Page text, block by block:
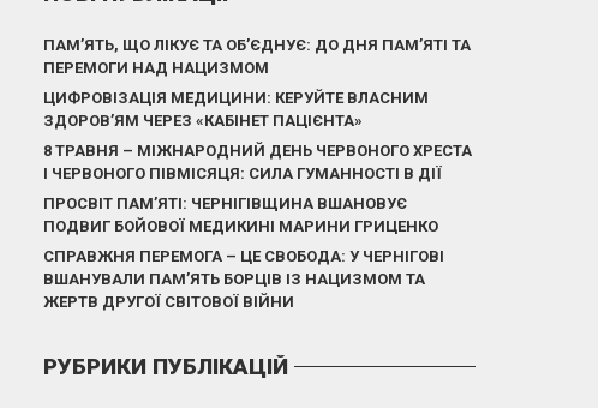
ПАМ’ЯТЬ, ЩО ЛІКУЄ ТА ОБ’ЄДНУЄ: ДО ДНЯ ПАМ’ЯТІ ТА
ПЕРЕМОГИ НАД НАЦИЗМОМ
ЦИФРОВІЗАЦІЯ МЕДИЦИНИ: КЕРУЙТЕ ВЛАСНИМ
ЗДОРОВ’ЯМ ЧЕРЕЗ «КАБІНЕТ ПАЦІЄНТА»
8 ТРАВНЯ – МІЖНАРОДНИЙ ДЕНЬ ЧЕРВОНОГО ХРЕСТА
І ЧЕРВОНОГО ПІВМІСЯЦЯ: СИЛА ГУМАННОСТІ В ДІЇ
ПРОСВІТ ПАМ’ЯТІ: ЧЕРНІГІВЩИНА ВШАНОВУЄ
ПОДВИГ БОЙОВОЇ МЕДИКИНІ МАРИНИ ГРИЦЕНКО
СПРАВЖНЯ ПЕРЕМОГА – ЦЕ СВОБОДА: У ЧЕРНІГОВІ
ВШАНУВАЛИ ПАМ’ЯТЬ БОРЦІВ ІЗ НАЦИЗМОМ ТА
ЖЕРТВ ДРУГОЇ СВІТОВОЇ ВІЙНИ
РУБРИКИ ПУБЛІКАЦІЙ